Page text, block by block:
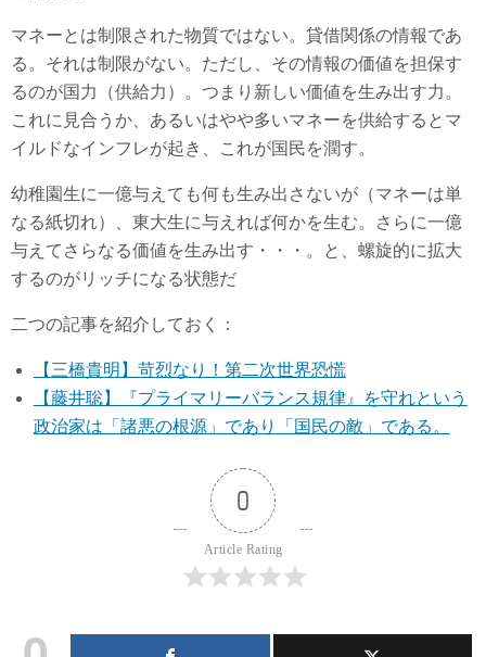
マネーとは制限された物質ではない。貸借関係の情報であ
る。それは制限がない。ただし、その情報の価値を担保す
るのが国力（供給力）。つまり新しい価値を生み出す力。
これに見合うか、あるいはやや多いマネーを供給するとマ
イルドなインフレが起き、これが国民を潤す。
幼稚園生に一億与えても何も生み出さないが（マネーは単
なる紙切れ）、東大生に与えれば何かを生む。さらに一億
与えてさらなる価値を生み出す・・・。と、螺旋的に拡大
するのがリッチになる状態だ
二つの記事を紹介しておく：
【三橋貴明】苛烈なり！第二次世界恐慌
【藤井聡】『プライマリーバランス規律』を守れという
政治家は「諸悪の根源」であり「国民の敵」である。
0
Article Rating